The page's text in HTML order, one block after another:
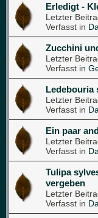
Erledigt -
Letzter
Verfasst in
Zucchini
Letzter
Verfasst in
Ledebouria
Letzter
Verfasst in
Ein paar
Letzter
Verfasst in
Tulipa
vergeben
Letzter
Verfasst in